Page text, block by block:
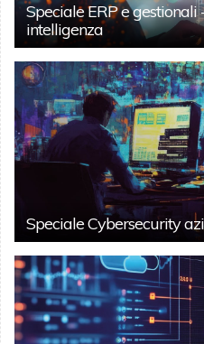
Speciale ERP e gestionali
intelligenza
Speciale Cybersecurity